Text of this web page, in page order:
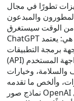
تطورًا في مجال
والمبدعون
من الوقت سيستغرق
ChatGPT للحصول على صورتي؟" الإجابة البسيطة هي: يعتمد
برمجة التطبيقات
(API) أو واجهة المستخدم (UI)، وحجم/جودة الصورة، والحمل
والسلامة، وخيارات
وألخص ما تقدمه
نماذج صور OpenAI الرئيسية عادةً في نطاقات زمن الوصول